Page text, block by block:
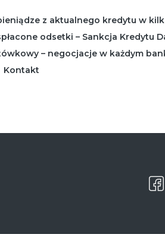
z aktualnego kredytu w
odsetki – Sankcja Kredytu
– negocjacje w każdym
Kontakt